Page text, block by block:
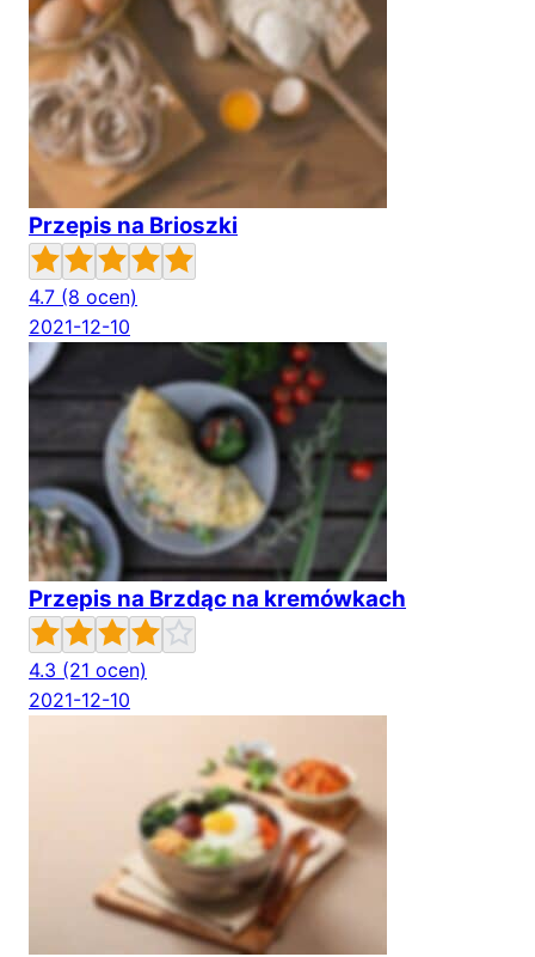
Przepis na Brioszki
4.7 (8 ocen)
2021-12-10
Przepis na Brzdąc na kremówkach
4.3 (21 ocen)
2021-12-10